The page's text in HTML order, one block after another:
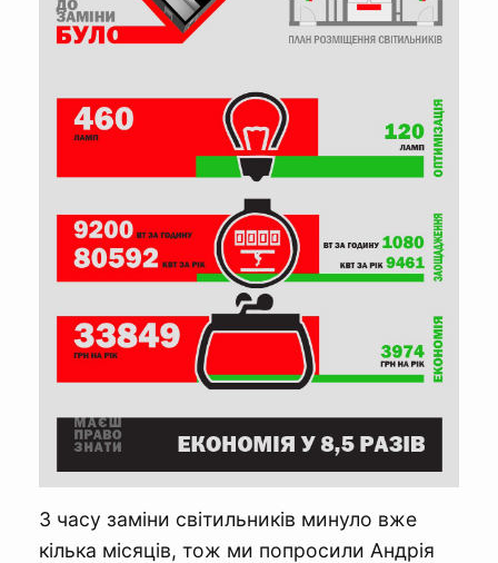
З часу заміни світильників минуло вже
кілька місяців, тож ми попросили Андрія